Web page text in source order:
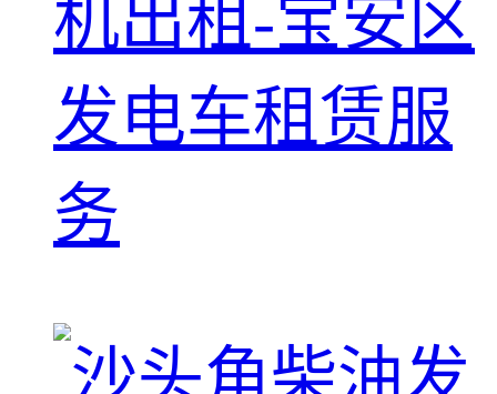
机出租-宝安区
发电车租赁服
务